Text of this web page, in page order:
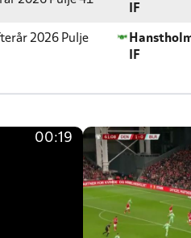
IF
2026 Pulje
IF
00:19